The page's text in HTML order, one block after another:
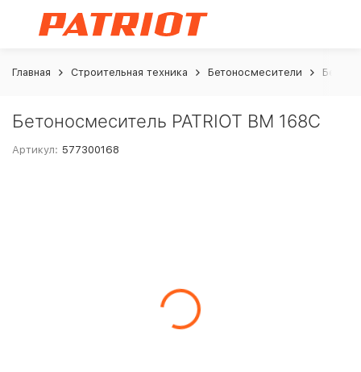
Главная Строительная техника Бетоносмесители
Бетоносмеситель PATRIOT BM 168C
Артикул: 577300168